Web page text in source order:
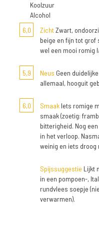
Koolzuur
Alcohol
6,0
ZichtZwart,
beige en fijn tot grof
wel een mooi romig
5,9 Neus Geen
allemaal, hooguit
6,0 Smaak Iets romige
smaak (zoetig:
bitterigheid. Nog
in het verloop.
weinig en iets droog
Spijssuggestie Lijkt
in een pompoen-,
rundvlees soepje
verwarmen).